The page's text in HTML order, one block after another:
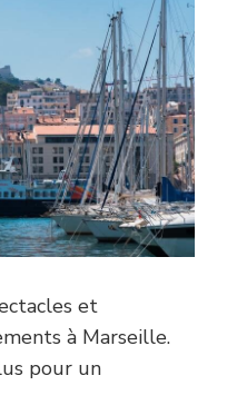
et
à Marseille.
pour un